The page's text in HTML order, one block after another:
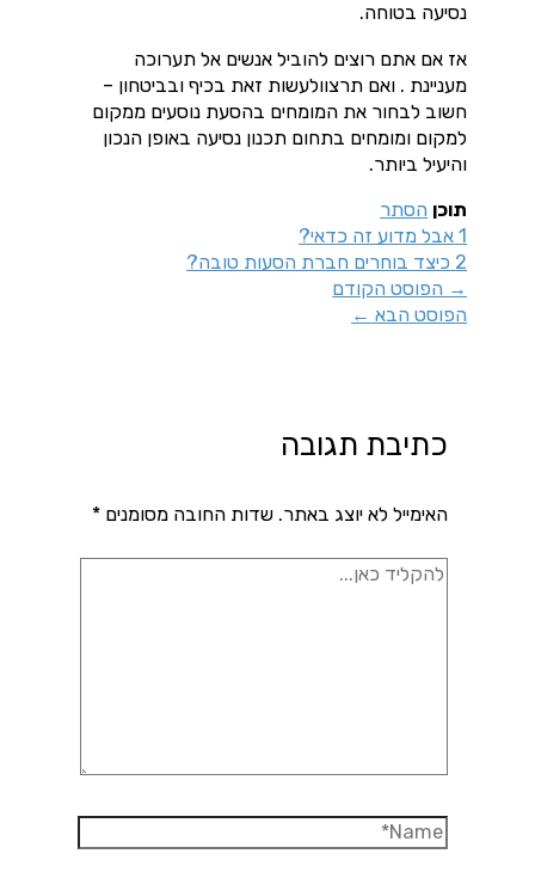
נסיעה בטוחה.
אז אם אתם רוצים להוביל אנשים אל תערוכה
מעניינת . ואם תרצוולעשות זאת בכיף ובביטחון –
חשוב לבחור את המומחים בהסעת נוסעים ממקום
למקום ומומחים בתחום תכנון נסיעה באופן הנכון
והיעיל ביותר.
תוכן הסתר
1 אבל מדוע זה כדאי?
2 כיצד בוחרים חברת הסעות טובה?
→ הפוסט הקודם
הפוסט הבא ←
כתיבת תגובה
האימייל לא יוצג באתר. שדות החובה מסומנים*
להקליד
Name*